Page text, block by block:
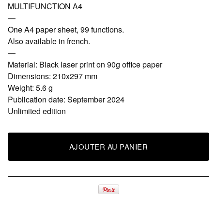
MULTIFUNCTION A4
—
One A4 paper sheet, 99 functions.
Also available in french.
—
Material: Black laser print on 90g office paper
Dimensions: 210x297 mm
Weight: 5.6 g
Publication date: September 2024
Unlimited edition
AJOUTER AU PANIER